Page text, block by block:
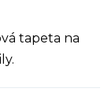
tapeta na